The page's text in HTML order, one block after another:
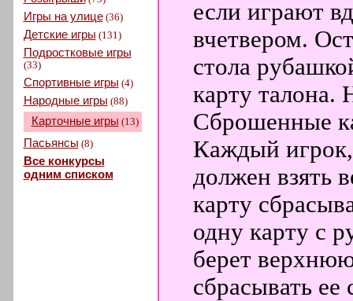
Игры на улице(36)
Детские игры (131)
Подростковые игры
(33)
Спортивные игры (4)
Народные игры (88)
Карточные игры (13)
Пасьянсы (8)
Все конкурсы
одним списком
если играют
вчетвером.
стола
карту талона.
Сброшенные
Каждый
должен взять
карту
одну карту с
берет
сбрасывать ее